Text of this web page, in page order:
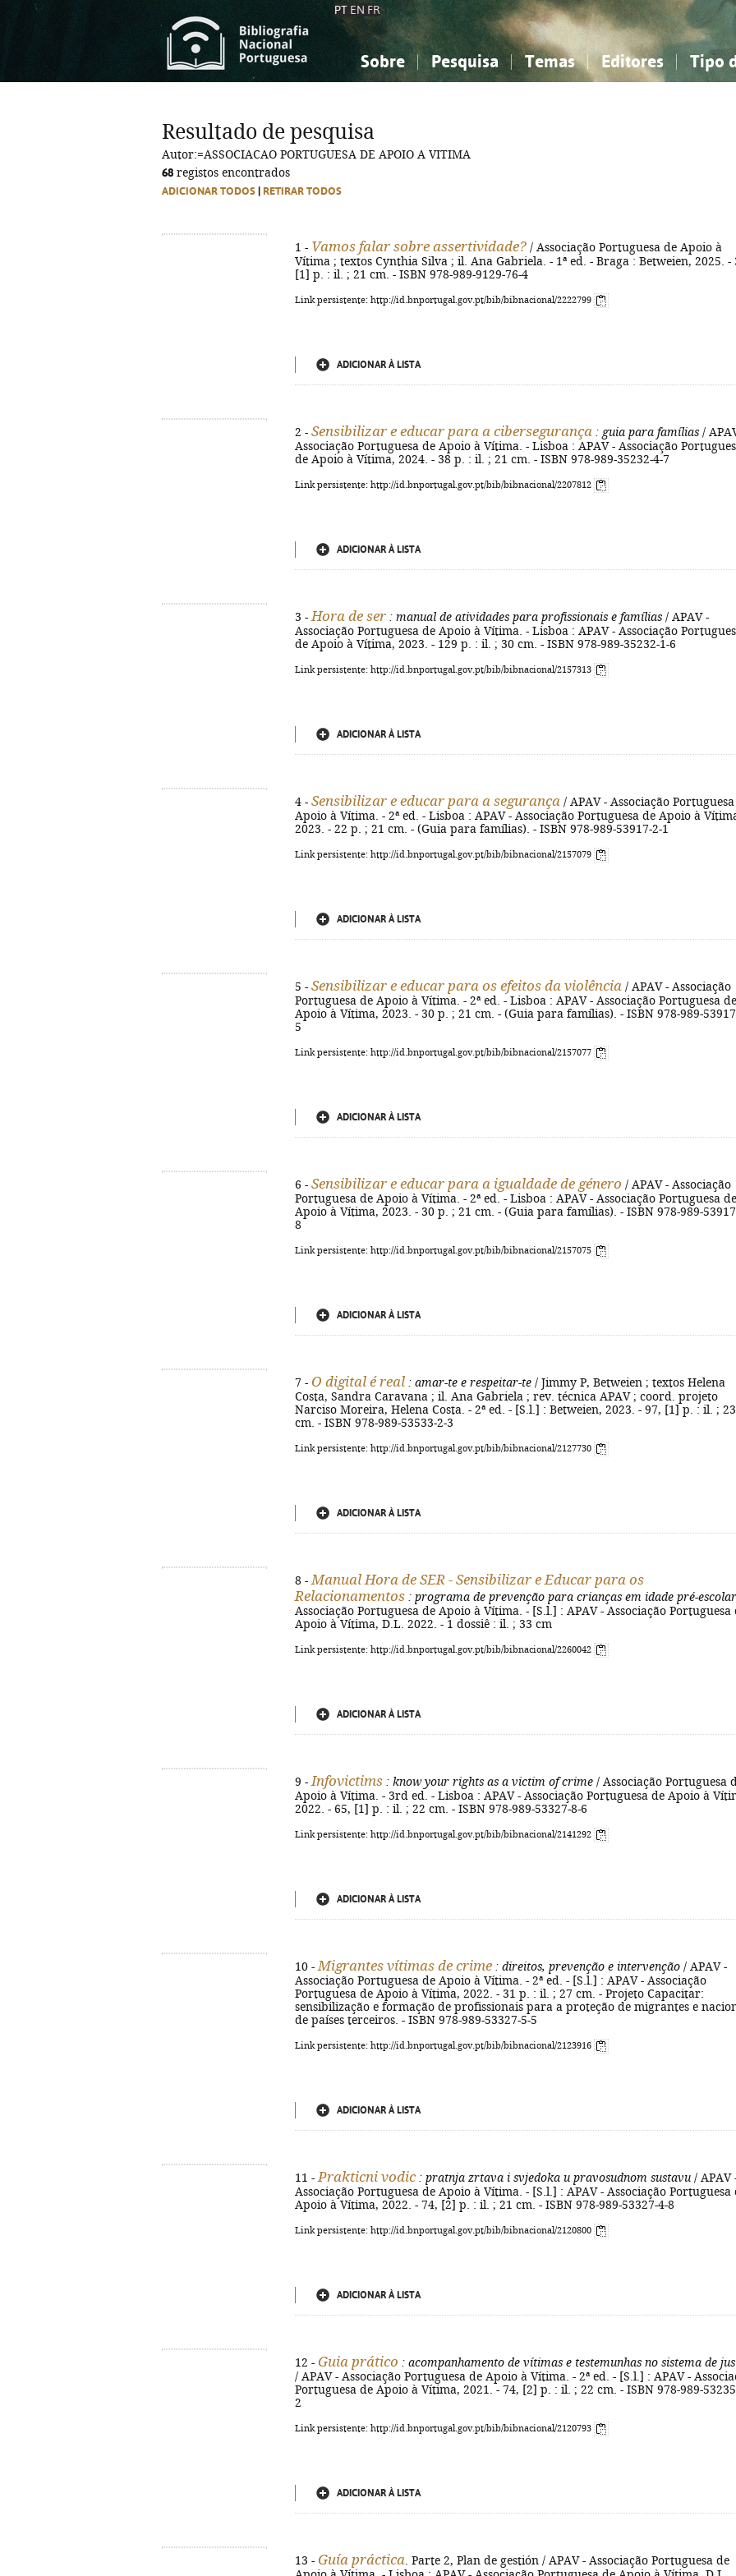
PT EN FR
Sobre Pesquisa Temas
Ciências sociais...
Editores Tipo
Ciências sociais...
Resultado de pesquisa
Autor:=ASSOCIACAO PORTUGUESA DE APOIO A VITIMA
68 registos encontrados
ADICIONAR TODOS RETIRAR TODOS
1 - Vamos falar sobre assertividade? / Associação Portuguesa de Apoio à
Vítima ; textos Cynthia Silva ; il. Ana Gabriela. - 1ª ed. - Braga : Betweien, 2025. -
[1] p. : il. ; 21 cm. - ISBN 978-989-9129-76-4
Link persistente: http://id.bnportugal.gov.pt/bib/bibnacional/2222799
ADICIONAR À LISTA
2 - Sensibilizar e educar para a cibersegurança : guia para famílias /
Associação Portuguesa de Apoio à Vítima. - Lisboa : APAV - Associação
de Apoio à Vítima, 2024. - 38 p. : il. ; 21 cm. - ISBN 978-989-35232-4-7
Link persistente: http://id.bnportugal.gov.pt/bib/bibnacional/2207812
ADICIONAR À LISTA
3 - Hora de ser : manual de atividades para profissionais e famílias / APAV -
Associação Portuguesa de Apoio à Vítima. - Lisboa : APAV - Associação
de Apoio à Vítima, 2023. - 129 p. : il. ; 30 cm. - ISBN 978-989-35232-1-6
Link persistente: http://id.bnportugal.gov.pt/bib/bibnacional/2157313
ADICIONAR À LISTA
4 - Sensibilizar e educar para a segurança / APAV - Associação
Apoio à Vítima. - 2ª ed. - Lisboa : APAV - Associação Portuguesa de Apoio à
2023. - 22 p. ; 21 cm. - (Guia para famílias). - ISBN 978-989-53917-2-1
Link persistente: http://id.bnportugal.gov.pt/bib/bibnacional/2157079
ADICIONAR À LISTA
5 - Sensibilizar e educar para os efeitos da violência / APAV - Associação
Portuguesa de Apoio à Vítima. - 2ª ed. - Lisboa : APAV - Associação Portuguesa de
Apoio à Vítima, 2023. - 30 p. ; 21 cm. - (Guia para famílias). - ISBN 978-989-
5
Link persistente: http://id.bnportugal.gov.pt/bib/bibnacional/2157077
ADICIONAR À LISTA
6 - Sensibilizar e educar para a igualdade de género / APAV - Associação
Portuguesa de Apoio à Vítima. - 2ª ed. - Lisboa : APAV - Associação Portuguesa de
Apoio à Vítima, 2023. - 30 p. ; 21 cm. - (Guia para famílias). - ISBN 978-989-
8
Link persistente: http://id.bnportugal.gov.pt/bib/bibnacional/2157075
ADICIONAR À LISTA
7 - O digital é real : amar-te e respeitar-te / Jimmy P, Betweien ; textos Helena
Costa, Sandra Caravana ; il. Ana Gabriela ; rev. técnica APAV ; coord. projeto
Narciso Moreira, Helena Costa. - 2ª ed. - [S.l.] : Betweien, 2023. - 97, [1] p. : il. ; 23
cm. - ISBN 978-989-53533-2-3
Link persistente: http://id.bnportugal.gov.pt/bib/bibnacional/2127730
ADICIONAR À LISTA
8 - Manual Hora de SER - Sensibilizar e Educar para os
Relacionamentos : programa de prevenção para crianças em idade pré-escolar
Associação Portuguesa de Apoio à Vítima. - [S.l.] : APAV - Associação Portuguesa
Apoio à Vítima, D.L. 2022. - 1 dossiê : il. ; 33 cm
Link persistente: http://id.bnportugal.gov.pt/bib/bibnacional/2260042
ADICIONAR À LISTA
9 - Infovictims : know your rights as a victim of crime / Associação Portuguesa
Apoio à Vítima. - 3rd ed. - Lisboa : APAV - Associação Portuguesa de Apoio à
2022. - 65, [1] p. : il. ; 22 cm. - ISBN 978-989-53327-8-6
Link persistente: http://id.bnportugal.gov.pt/bib/bibnacional/2141292
ADICIONAR À LISTA
10 - Migrantes vítimas de crime : direitos, prevenção e intervenção / APAV -
Associação Portuguesa de Apoio à Vítima. - 2ª ed. - [S.l.] : APAV - Associação
Portuguesa de Apoio à Vítima, 2022. - 31 p. : il. ; 27 cm. - Projeto Capacitar:
sensibilização e formação de profissionais para a proteção de migrantes e
de países terceiros. - ISBN 978-989-53327-5-5
Link persistente: http://id.bnportugal.gov.pt/bib/bibnacional/2123916
ADICIONAR À LISTA
11 - Prakticni vodic: pratnja zrtava i svjedoka u pravosudnom sustavu / APAV
Associação Portuguesa de Apoio à Vítima. - [S.l.] : APAV - Associação Portuguesa
Apoio à Vítima, 2022. - 74, [2] p. : il. ; 21 cm. - ISBN 978-989-53327-4-8
Link persistente: http://id.bnportugal.gov.pt/bib/bibnacional/2120800
ADICIONAR À LISTA
12 - Guia prático : acompanhamento de vítimas e testemunhas no sistema de
/ APAV - Associação Portuguesa de Apoio à Vítima. - 2ª ed. - [S.l.] : APAV -
Portuguesa de Apoio à Vítima, 2021. - 74, [2] p. : il. ; 22 cm. - ISBN 978-989-
2
Link persistente: http://id.bnportugal.gov.pt/bib/bibnacional/2120793
ADICIONAR À LISTA
13 - Guía práctica . Parte 2, Plan de gestión / APAV - Associação Portuguesa de